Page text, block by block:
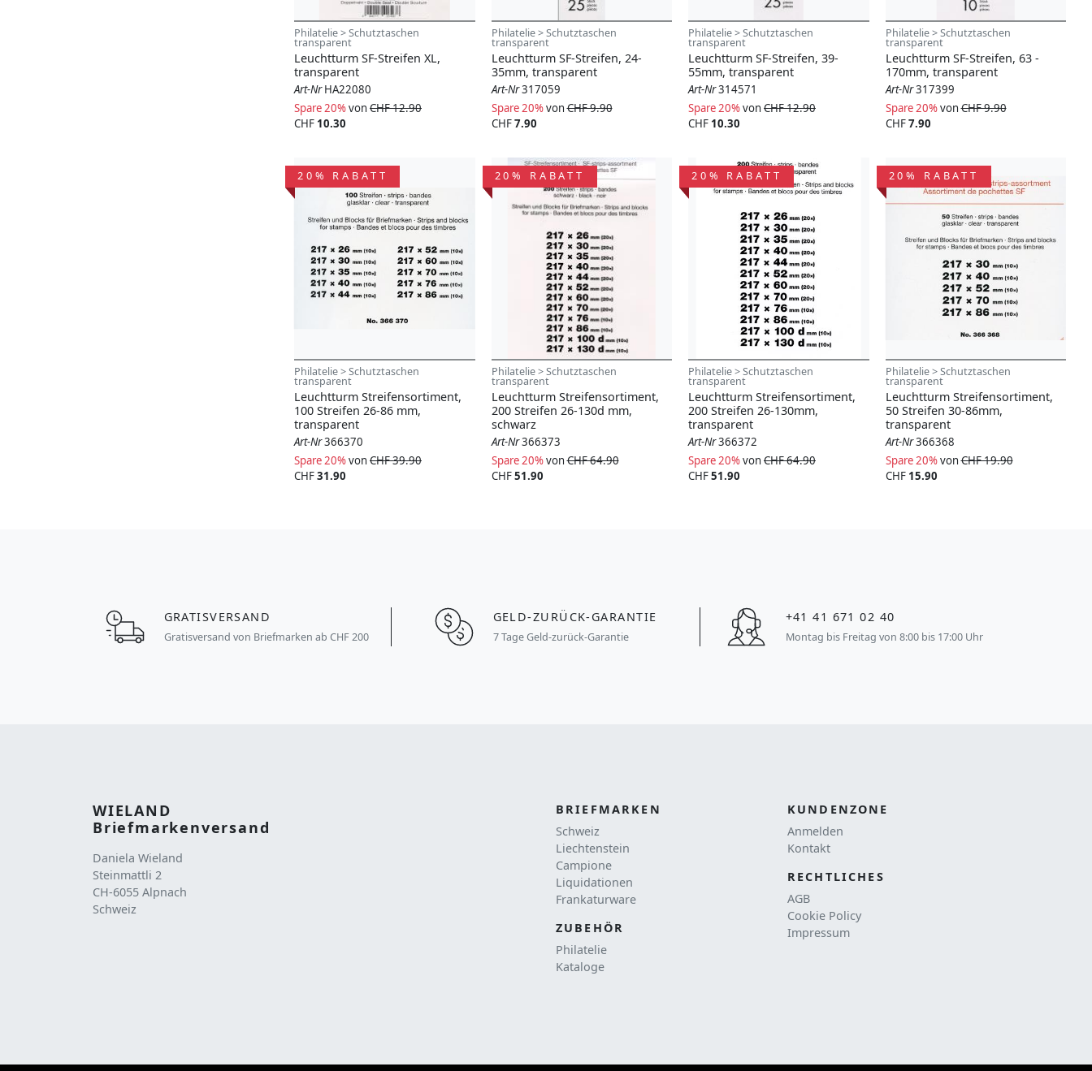
Philatelie > Schutztaschen
transparent
Leuchtturm SF-Streifen XL,
transparent
Art-NrHA22080
Spare 20%von CHF 12.90
CHF 10.30
Philatelie > Schutztaschen
transparent
Leuchtturm SF-Streifen, 24-
35mm, transparent
Art-Nr317059
Spare 20%vonCHF 9.90
CHF7.90
Philatelie > Schutztaschen
transparent
Leuchtturm SF-Streifen, 39-
55mm, transparent
Art-Nr314571
Spare 20%von CHF 12.90
CHF 10.30
Philatelie > Schutztaschen
transparent
Leuchtturm SF-Streifen, 63 -
170mm, transparent
Art-Nr317399
Spare 20%vonCHF 9.90
CHF7.90
20% RABATT
Philatelie > Schutztaschen
transparent
Leuchtturm Streifensortiment,
100 Streifen 26-86 mm,
transparent
Art-Nr366370
Spare 20%von CHF 39.90
CHF31.90
20% RABATT
Philatelie > Schutztaschen
transparent
Leuchtturm Streifensortiment,
200 Streifen 26-130d mm,
schwarz
Art-Nr366373
Spare 20%vonCHF 64.90
CHF51.90
20% RABATT
Philatelie > Schutztaschen
transparent
Leuchtturm Streifensortiment,
200 Streifen 26-130mm,
transparent
Art-Nr366372
Spare 20%von CHF 64.90
CHF51.90
20% RABATT
Philatelie > Schutztaschen
transparent
Leuchtturm Streifensortiment,
50 Streifen 30-86mm,
transparent
Art-Nr366368
Spare 20%vonCHF 19.90
CHF 15.90
GRATISVERSAND
Gratisversand von Briefmarken ab CHF 200
GELD-ZURÜCK-GARANTIE
7 Tage Geld-zurück-Garantie
+41 41 671 02 40
Montag bis Freitag von 8:00 bis 17:00 Uhr
WIELAND
Briefmarkenversand
Daniela Wieland
Steinmattli 2
CH-6055 Alpnach
Schweiz
BRIEFMARKEN
Schweiz
Liechtenstein
Campione
Liquidationen
Frankaturware
ZUBEHÖR
Philatelie
Kataloge
KUNDENZONE
Anmelden
Kontakt
RECHTLICHES
AGB
Cookie Policy
Impressum